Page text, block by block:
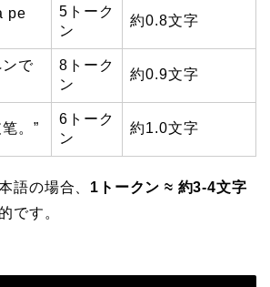
pe
5トーク
ン
約0.8文字
ンで
8トーク
ン
約0.9文字
。”
6トーク
ン
約1.0文字
語の場合、 1トークン ≈ 約3-4文字
です。